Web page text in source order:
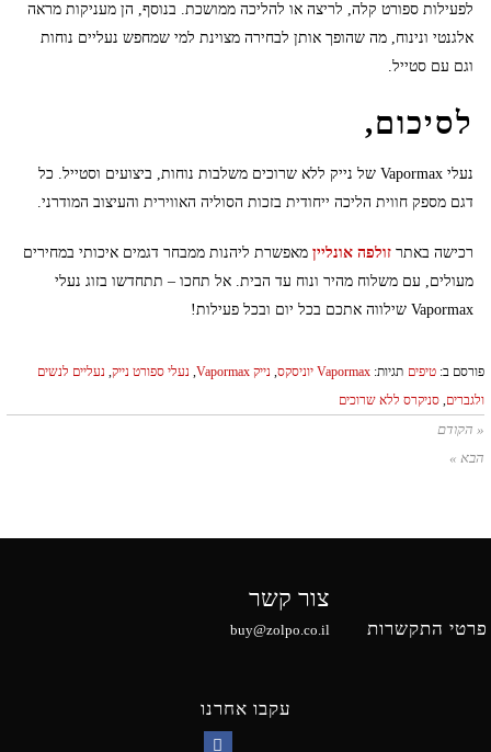
לפעילות ספורט קלה, לריצה או להליכה ממושכת. בנוסף, הן מעניקות מראה
אלגנטי ונינוח, מה שהופך אותן לבחירה מצוינת למי שמחפש נעליים נוחות
וגם עם סטייל.
לסיכום,
נעלי Vapormax של נייק ללא שרוכים משלבות נוחות, ביצועים וסטייל. כל
דגם מספק חווית הליכה ייחודית בזכות הסוליה האווירית והעיצוב המודרני.
רכישה באתר זולפה אונליין מאפשרת ליהנות ממבחר דגמים איכותי במחירים
מעולים, עם משלוח מהיר ונוח עד הבית. אל תחכו – תתחדשו בזוג נעלי
Vapormax שילווה אתכם בכל יום ובכל פעילות!
פורסם ב: טיפים תגיות: Vapormax יוניסקס , נייק Vapormax , נעלי ספורט נייק, נעליים לנשים
ולגברים, סניקרס ללא שרוכים
« הקודם
הבא »
פרטי התקשרות
צור קשר
buy@zolpo.co.il
עקבו אחרנו